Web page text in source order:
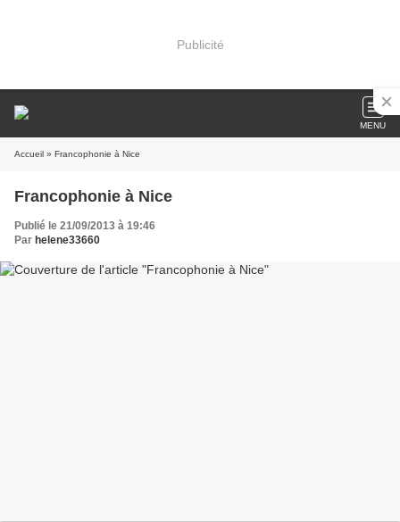
Publicité
MENU
Accueil » Francophonie à Nice
Francophonie à Nice
Publié le 21/09/2013 à 19:46
Par helene33660